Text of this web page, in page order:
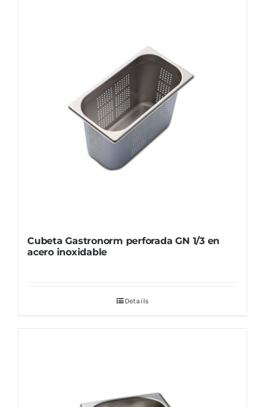
Cubeta Gastronorm perforada GN 1/3 en
acero inoxidable
Details